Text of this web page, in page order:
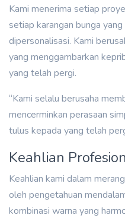
Kami menerima setiap
setiap karangan bunga
dipersonalisasi. Kami
yang menggambarkan
yang telah pergi.
“Kami selalu berusaha
mencerminkan perasaan
tulus kepada yang telah
Keahlian
Keahlian kami dalam
oleh pengetahuan
kombinasi warna yang